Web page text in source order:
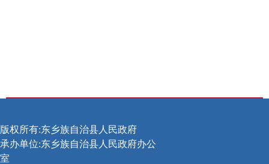
版权所有:东乡族自治县人民政府
承办单位:东乡族自治县人民政府办公
室